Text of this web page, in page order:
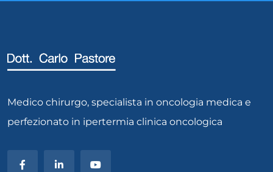
Medico chirurgo, specialista in oncologia medica e
perfezionato in ipertermia clinica oncologica